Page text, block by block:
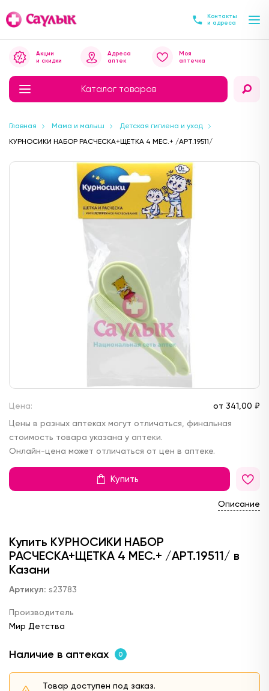
Контакты
и адреса
Каталог товаров
Акции
и скидки
Адреса
аптек
Моя
аптечка
Главная Мама и малыш
Детская гигиена и уход
КУРНОСИКИ НАБОР РАСЧЕСКА+ЩЕТКА 4 МЕС.+ /АРТ.19511/
Цена: от 341, 00 ₽
Цены в разных аптеках могут отличаться, финальная
стоимость товара указана у аптеки.
Онлайн-цена может отличаться от цен в аптеке.
Купить
Описание
Купить КУРНОСИКИ НАБОР
РАСЧЕСКА+ЩЕТКА 4 МЕС.+ /АРТ.19511/ в
Казани
Артикул: s23783
Производитель
Мир Детства
Наличие в аптеках 0
Товар доступен под заказ.